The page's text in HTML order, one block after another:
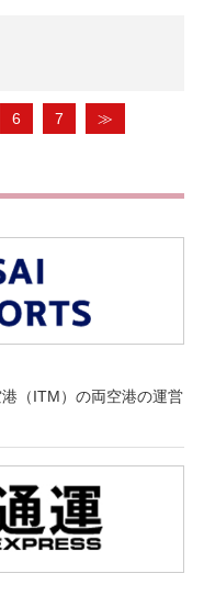
6 7 ≫
（ITM）の両空港の運営